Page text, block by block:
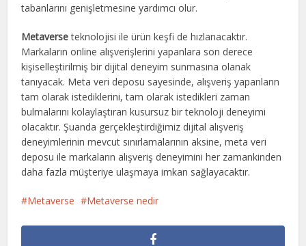
tabanlarını genişletmesine yardımcı olur.
Metaverseteknolojisi ile ürün keşfi de hızlanacaktır.
Markaların online alışverişlerini yapanlara son derece
kişiselleştirilmiş bir dijital deneyim sunmasına olanak
tanıyacak. Meta veri deposu sayesinde, alışveriş yapanların
tam olarak istediklerini, tam olarak istedikleri zaman
bulmalarını kolaylaştıran kusursuz bir teknoloji deneyimi
olacaktır. Şuanda gerçekleştirdiğimiz dijital alışveriş
deneyimlerinin mevcut sınırlamalarının aksine, meta veri
deposu ile markaların alışveriş deneyimini her zamankinden
daha fazla müşteriye ulaşmaya imkan sağlayacaktır.
Metaverse Metaverse nedir